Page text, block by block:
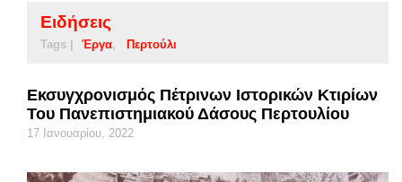
Ειδήσεις
Tags | Έργα Περτούλι
Εκσυγχρονισμός Πέτρινων Ιστορικών Κτιρίων
Του Πανεπιστημιακού Δάσους Περτουλίου
17 Ιανουαρίου, 2022